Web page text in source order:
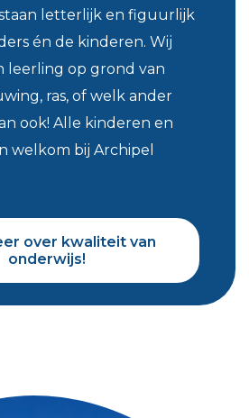
letterlijk en figuurlijk
én de kinderen. Wij
leerling op grond van
ras, of welk ander
ook! Alle kinderen en
welkom bij Archipel
over kwaliteit van
onderwijs!
over kwaliteit van
onderwijs!